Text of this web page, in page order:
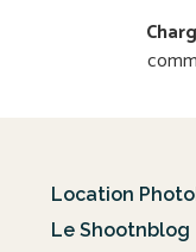
Location
Le Shootnblog